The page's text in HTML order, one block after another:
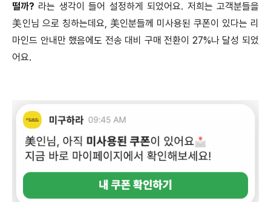
떨까? 라는 생각이 들어 설정하게 되었어요. 저희는 고객분들을
美인님 으로 칭하는데요, 美인분들께 미사용된 쿠폰이 있다는 리
마인드 안내만 했음에도 전송 대비 구매 전환이 27%나 달성 되었
어요.